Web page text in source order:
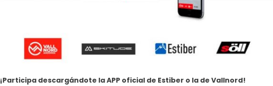
¡Participa descargándote la APP oficial de Estiber o la de Vallnord!